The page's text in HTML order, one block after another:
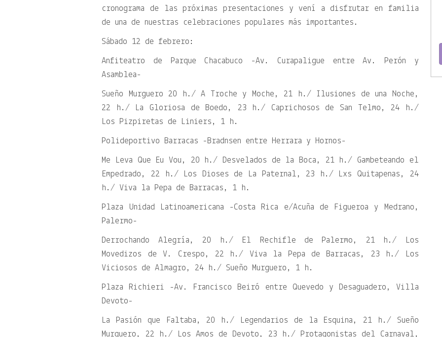
cronograma de las próximas presentaciones y vení a disfrutar en familia
de una de nuestras celebraciones populares más importantes.
Sábado 12 de febrero:
Anfiteatro de Parque Chacabuco -Av. Curapaligue entre Av. Perón y
Asamblea-
Sueño Murguero 20 h./ A Troche y Moche, 21 h./ Ilusiones de una Noche,
22 h./ La Gloriosa de Boedo, 23 h./ Caprichosos de San Telmo, 24 h./
Los Pizpiretas de Liniers, 1 h.
Polideportivo Barracas -Bradnsen entre Herrara y Hornos-
Me Leva Que Eu Vou, 20 h./ Desvelados de la Boca, 21 h./ Gambeteando el
Empedrado, 22 h./ Los Dioses de La Paternal, 23 h./ Lxs Quitapenas, 24
h./ Viva la Pepa de Barracas, 1 h.
Plaza Unidad Latinoamericana -Costa Rica e/Acuña de Figueroa y Medrano,
Palermo-
Derrochando Alegría, 20 h./ El Rechifle de Palermo, 21 h./ Los
Movedizos de V. Crespo, 22 h./ Viva la Pepa de Barracas, 23 h./ Los
Viciosos de Almagro, 24 h./ Sueño Murguero, 1 h.
Plaza Richieri -Av. Francisco Beiró entre Quevedo y Desaguadero, Villa
Devoto-
La Pasión que Faltaba, 20 h./ Legendarios de la Esquina, 21 h./ Sueño
Murguero, 22 h./ Los Amos de Devoto, 23 h./ Protagonistas del Carnaval,